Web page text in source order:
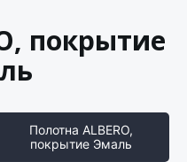
покрытие
Полотна ALBERO,
покрытие Эмаль